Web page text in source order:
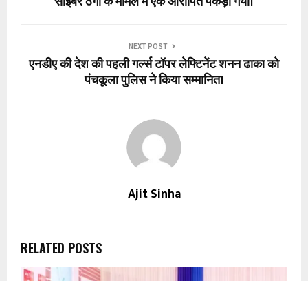
NEXT POST
एनडीए की देश की पहली गर्ल्स टॉपर लेफ्टिनेंट शनन ढाका को
पंचकूला पुलिस ने किया सम्मानित।
Ajit Sinha
RELATED POSTS